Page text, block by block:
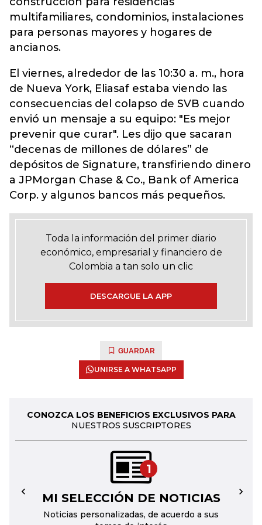
multifamiliares, condominios, instalaciones
para personas mayores y hogares de
ancianos.
El viernes, alrededor de las 10:30 a. m., hora
de Nueva York, Eliasaf estaba viendo las
consecuencias del colapso de SVB cuando
envió un mensaje a su equipo: "Es mejor
prevenir que curar". Les dijo que sacaran
“decenas de millones de dólares” de
depósitos de Signature, transfiriendo dinero
a JPMorgan Chase & Co., Bank of America
Corp. y algunos bancos más pequeños.
Toda la información del primer diario
económico, empresarial y financiero de
Colombia a tan solo un clic
DESCARGUE LA APP
GUARDAR
UNIRSE A WHATSAPP
CONOZCA LOS BENEFICIOS EXCLUSIVOS PARA
NUESTROS SUSCRIPTORES
1
MI SELECCIÓN DE NOTICIAS
Noticias personalizadas, de acuerdo a sus
← →